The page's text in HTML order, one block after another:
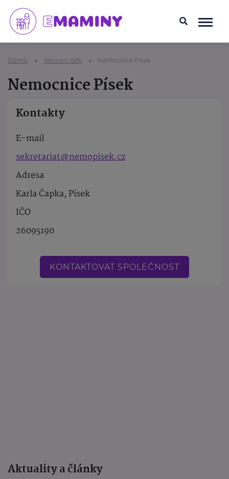
Domů Nemoci dětí Nemocnice Písek
Nemocnice Písek
Kontakty
E-mail
sekretariat@nemopisek.cz
Adresa
Karla Čapka, Písek
IČO
26095190
KONTAKTOVAT SPOLEČNOST
Aktuality a články